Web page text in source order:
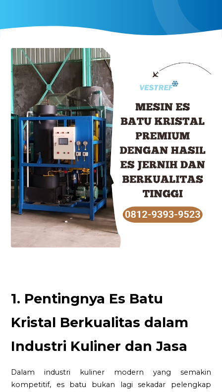
1. Pentingnya Es Batu
Kristal Berkualitas dalam
Industri Kuliner dan Jasa
Dalam industri kuliner modern yang semakin
kompetitif, es batu bukan lagi sekadar pelengkap